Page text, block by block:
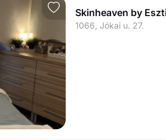
Skinheaven by
1066, Jókai u. 27.